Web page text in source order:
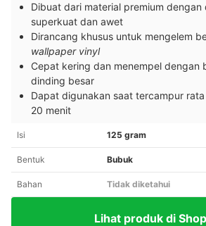
Dibuat dari material premium dengan
superkuat dan awet
Dirancang khusus untuk mengelem
wallpaper vinyl
Cepat kering dan menempel dengan
dinding besar
Dapat digunakan saat tercampur
20 menit
Isi 125 gram
Bentuk Bubuk
Bahan Tidak diketahui
Lihat produk di